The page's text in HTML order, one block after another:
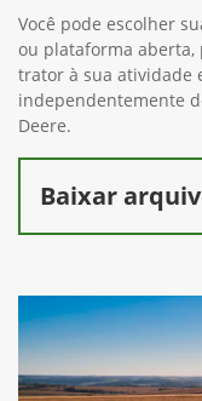
Você pode escolher
ou plataforma aberta,
trator à sua atividade
independentemente
Deere.
Baixar